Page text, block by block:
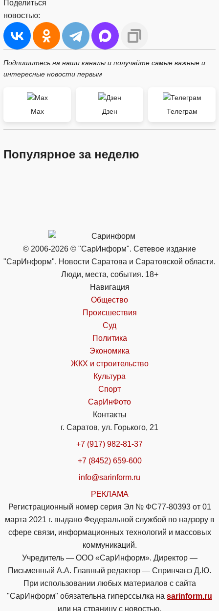
Поделиться
новостью:
Подпишитесь на наши каналы и получайте самые важные и
интересные новости первым
Max Дзен Телеграм
Популярное за неделю
© 2006-2026 © "СарИнформ". Сетевое издание
"СарИнформ". Новости Саратова и Саратовской области.
Люди, места, события. 18+
Навигация
Общество
Происшествия
Суд
Политика
Экономика
ЖКХ и строительство
Культура
Спорт
СарИнФото
Контакты
г. Саратов, ул. Горького, 21
+7 (917) 982-81-37
+7 (8452) 659-600
info@sarinform.ru
РЕКЛАМА
Регистрационный номер серия Эл № ФС77-80393 от 01
марта 2021 г. выдано Федеральной службой по надзору в
сфере связи, информационных технологий и массовых
коммуникаций.
Учредитель — ООО «СарИнформ». Директор —
Письменный А.А. Главный редактор — Спринчанэ Д.Ю.
При использовании любых материалов с сайта
"СарИнформ" обязательна гиперссылка на sarinform.ru
или на страницу с новостью.